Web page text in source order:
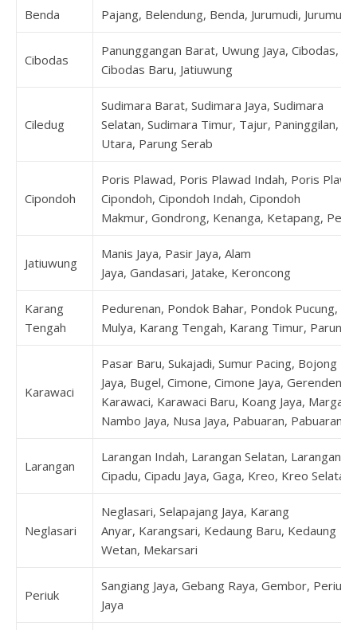
Benda Pajang, Belendung, Benda, Jurumudi, Jurumudi
Cibodas
Panunggangan Barat, Uwung Jaya, Cibodas,
Cibodas Baru, Jatiuwung
Ciledug
Sudimara Barat, Sudimara Jaya, Sudimara
Selatan, Sudimara Timur, Tajur, Paninggilan,
Utara, Parung Serab
Cipondoh
Poris Plawad, Poris Plawad Indah, Poris
Cipondoh, Cipondoh Indah, Cipondoh
Makmur, Gondrong, Kenanga, Ketapang, Petir
Jatiuwung
Manis Jaya, Pasir Jaya, Alam
Jaya, Gandasari, Jatake, Keroncong
Karang
Tengah
Pedurenan, Pondok Bahar, Pondok Pucung,
Mulya, Karang Tengah, Karang Timur, Parung
Karawaci
Pasar Baru, Sukajadi, Sumur Pacing, Bojong
Jaya, Bugel, Cimone, Cimone Jaya, Gerendeng,
Karawaci, Karawaci Baru, Koang Jaya,
Nambo Jaya, Nusa Jaya, Pabuaran, Pabuaran
Larangan
Larangan Indah, Larangan Selatan, Larangan
Cipadu, Cipadu Jaya, Gaga, Kreo, Kreo Selatan
Neglasari
Neglasari, Selapajang Jaya, Karang
Anyar, Karangsari, Kedaung Baru, Kedaung
Wetan, Mekarsari
Periuk
Sangiang Jaya, Gebang Raya, Gembor, Periuk,
Jaya